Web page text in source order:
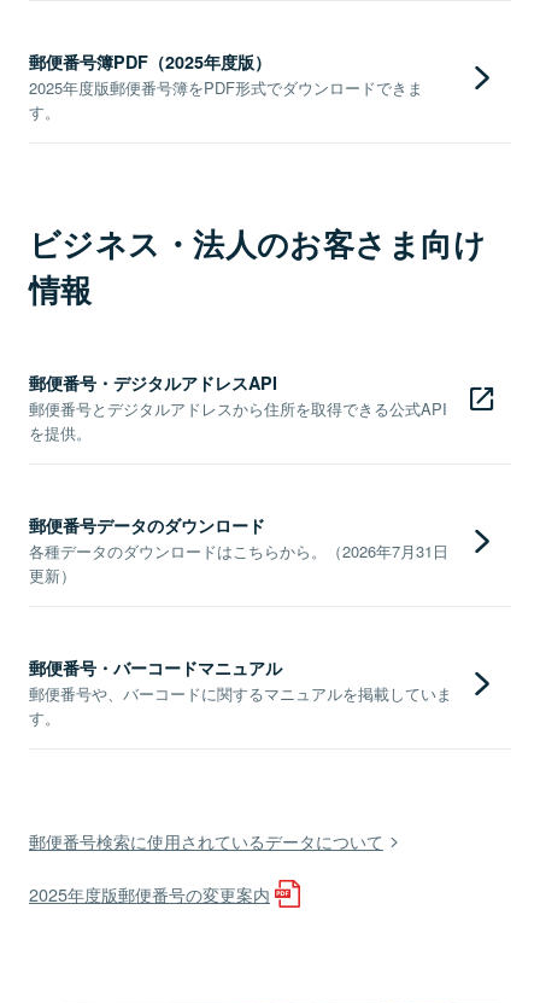
郵便番号簿PDF（2025年度版）
2025年度版郵便番号簿をPDF形式でダウンロードできま
す。
ビジネス・法人のお客さま向け
情報
郵便番号・デジタルアドレスAPI
郵便番号とデジタルアドレスから住所を取得できる公式API
を提供。
郵便番号データのダウンロード
各種データのダウンロードはこちらから。（2026年7月31日
更新）
郵便番号・バーコードマニュアル
郵便番号や、バーコードに関するマニュアルを掲載していま
す。
郵便番号検索に使用されているデータについて
2025年度版郵便番号の変更案内